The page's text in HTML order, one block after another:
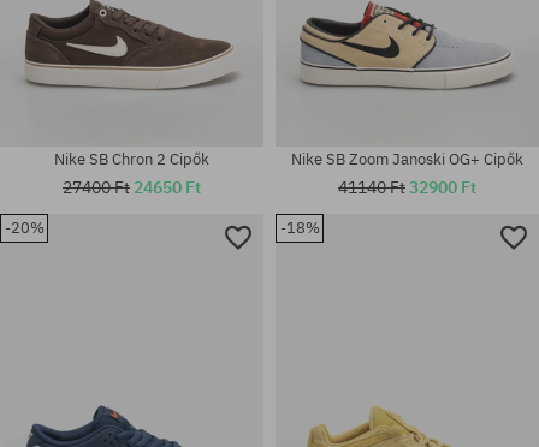
Elérhető méretek:
Nike SB Chron 2 Cipők
27400 Ft 24650 Ft
Nike SB Zoom Janoski OG+ Cipők
41140 Ft32900 Ft
-20% -18%